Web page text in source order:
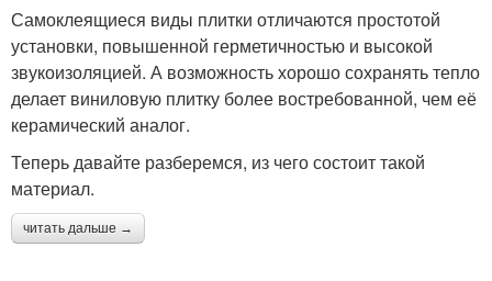
Самоклеящиеся виды плитки отличаются простотой
установки, повышенной герметичностью и высокой
звукоизоляцией. А возможность хорошо сохранять тепло
делает виниловую плитку более востребованной, чем её
керамический аналог.
Теперь давайте разберемся, из чего состоит такой
материал.
читать дальше →